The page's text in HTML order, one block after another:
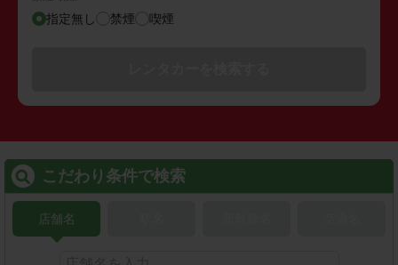
指定無し 禁煙 喫煙
こだわり条件で検索
店舗名